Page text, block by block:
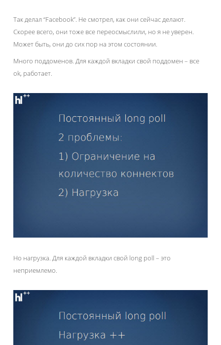
Так делал “Facebook”. Не смотрел, как они сейчас делают.
Скорее всего, они тоже все переосмыслили, но я не уверен.
Может быть, они до сих пор на этом состоянии.
Много поддоменов. Для каждой вкладки свой поддомен – все
ok, работает.
Но нагрузка. Для каждой вкладки свой long poll – это
неприемлемо.